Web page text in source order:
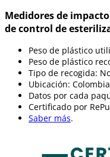
Medidores de
de control de
Peso de plástico
Peso de plástico
Tipo de recogida:
Ubicación: Colombia
Datos por cada
Certificado por
Saber más.